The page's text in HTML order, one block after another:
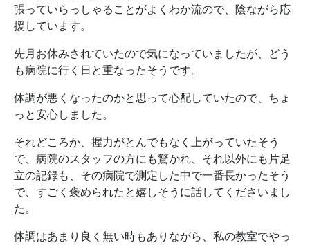
張っていらっしゃることがよくわか流ので、陰ながら応
援しています。
先月お休みされていたので気になっていましたが、どう
も病院に行く日と重なったそうです。
体調が悪くなったのかと思って心配していたので、ちょ
っと安心しました。
それどころか、握力がとんでもなく上がっていたそう
で、病院のスタッフの方にも驚かれ、それ以外にも片足
立の記録も、その病院で測定した中で一番長かったそう
で、すごく褒められたと嬉しそうに話してくださいまし
た。
体調はあまり良く無い時もありながら、私の教室でやっ